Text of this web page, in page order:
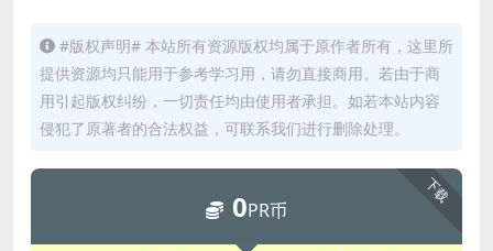
#版权声明# 本站所有资源版权均属于原作者所有，这里所
提供资源均只能用于参考学习用，请勿直接商用。若由于商
用引起版权纠纷，一切责任均由使用者承担。如若本站内容
侵犯了原著者的合法权益，可联系我们进行删除处理。
下载
0PR币